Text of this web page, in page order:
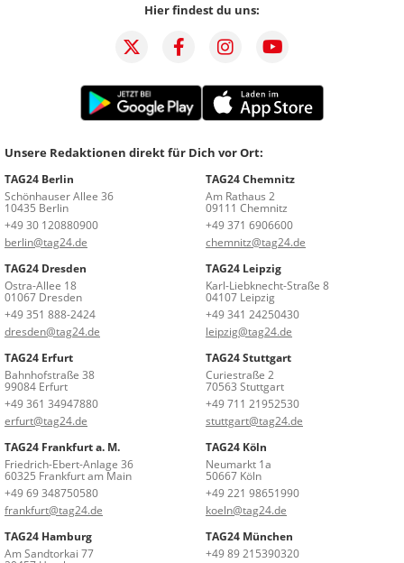
Hier findest du uns:
Unsere Redaktionen direkt für Dich vor Ort:
TAG24 Berlin
Schönhauser Allee 36
10435 Berlin
+49 30 120880900
berlin@tag24.de
TAG24 Chemnitz
Am Rathaus 2
09111 Chemnitz
+49 371 6906600
chemnitz@tag24.de
TAG24 Dresden
Ostra-Allee 18
01067 Dresden
+49 351 888-2424
dresden@tag24.de
TAG24 Leipzig
Karl-Liebknecht-Straße 8
04107 Leipzig
+49 341 24250430
leipzig@tag24.de
TAG24 Erfurt
Bahnhofstraße 38
99084 Erfurt
+49 361 34947880
erfurt@tag24.de
TAG24 Stuttgart
Curiestraße 2
70563 Stuttgart
+49 711 21952530
stuttgart@tag24.de
TAG24 Frankfurt a. M.
Friedrich-Ebert-Anlage 36
60325 Frankfurt am Main
+49 69 348750580
frankfurt@tag24.de
TAG24 Köln
Neumarkt 1a
50667 Köln
+49 221 98651990
koeln@tag24.de
TAG24 Hamburg
Am Sandtorkai 77
TAG24 München
+49 89 215390320